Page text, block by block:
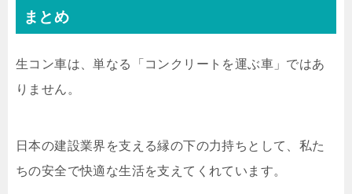
まとめ
生コン車は、単なる「コンクリートを運ぶ車」ではあ
りません。
日本の建設業界を支える縁の下の力持ちとして、私た
ちの安全で快適な生活を支えてくれています。